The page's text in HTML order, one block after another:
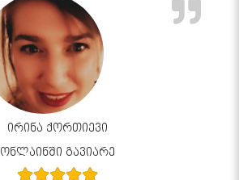
ირინა ქორთიევი
ონლაინში გავიარე